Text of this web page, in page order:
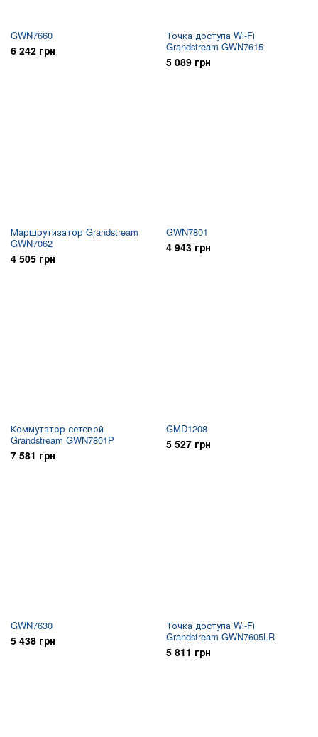
GWN7660
6 242 грн
Точка доступа Wi-Fi
Grandstream GWN7615
5 089 грн
Маршрутизатор Grandstream
GWN7062
4 505 грн
GWN7801
4 943 грн
Коммутатор сетевой
Grandstream GWN7801P
7 581 грн
GMD1208
5 527 грн
GWN7630
5 438 грн
Точка доступа Wi-Fi
Grandstream GWN7605LR
5 811 грн